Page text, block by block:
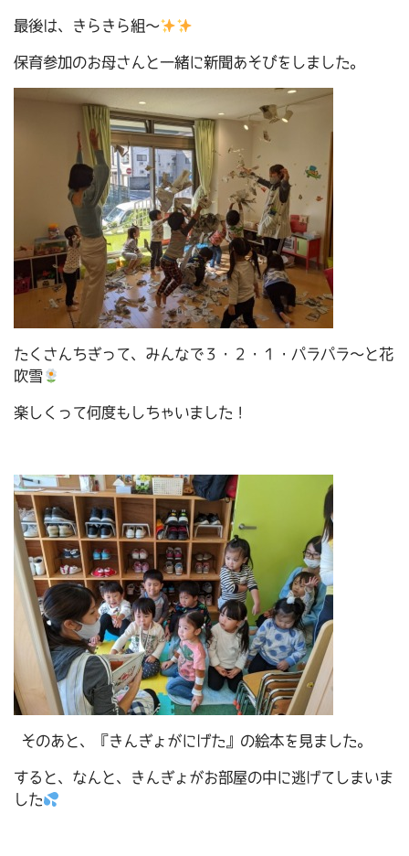
最後は、きらきら組～
保育参加のお母さんと一緒に新聞あそびをしました。
たくさんちぎって、みんなで３・２・１・パラパラ～と花
吹雪
楽しくって何度もしちゃいました！
そのあと、『きんぎょがにげた』の絵本を見ました。
すると、なんと、きんぎょがお部屋の中に逃げてしまいま
した